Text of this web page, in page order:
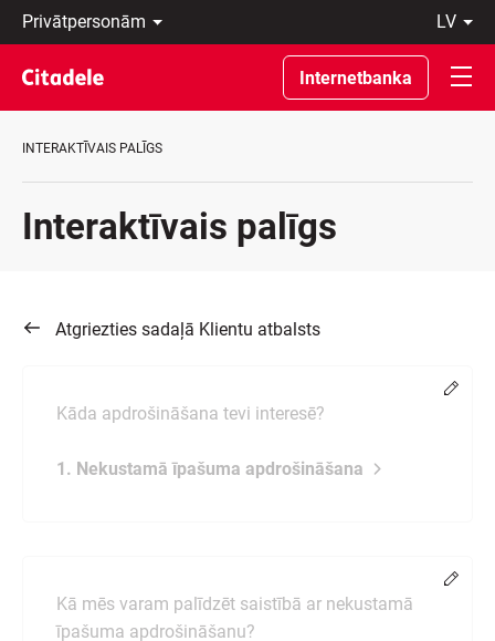
Privātpersonām
Uzņēmumiem
Private
Banking
Par
C
lv
Latviski
По-
русски
In
Internetbanka
INTERAKTĪVAIS PALĪGS
Interaktīvais palīgs
Atgriezties sadaļā Klientu atbalsts
Kāda apdrošināšana tevi interesē?
1. Nekustamā īpašuma apdrošināšana
Kā mēs varam palīdzēt saistībā ar nekustamā
īpašuma apdrošināšanu?